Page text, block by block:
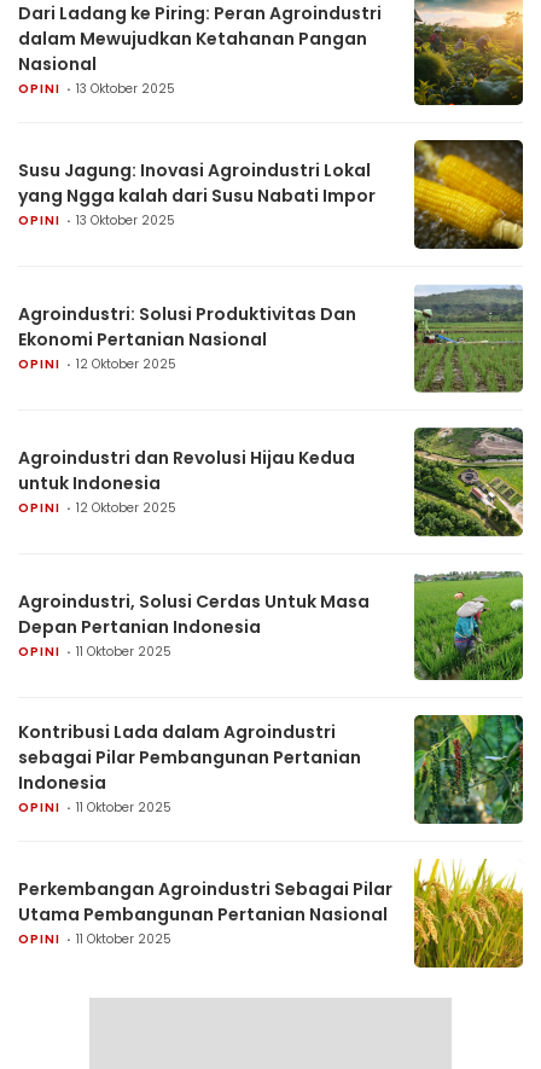
Dari Ladang ke Piring: Peran Agroindustri
dalam Mewujudkan Ketahanan Pangan
Nasional
OPINI 13 Oktober 2025
Susu Jagung: Inovasi Agroindustri Lokal
yang Ngga kalah dari Susu Nabati Impor
OPINI 13 Oktober 2025
Agroindustri: Solusi Produktivitas Dan
Ekonomi Pertanian Nasional
OPINI 12 Oktober 2025
Agroindustri dan Revolusi Hijau Kedua
untuk Indonesia
OPINI 12 Oktober 2025
Agroindustri, Solusi Cerdas Untuk Masa
Depan Pertanian Indonesia
OPINI 11 Oktober 2025
Kontribusi Lada dalam Agroindustri
sebagai Pilar Pembangunan Pertanian
Indonesia
OPINI 11 Oktober 2025
Perkembangan Agroindustri Sebagai Pilar
Utama Pembangunan Pertanian Nasional
OPINI 11 Oktober 2025